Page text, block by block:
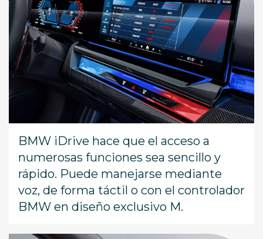
BMW iDrive hace que el acceso a
numerosas funciones sea sencillo y
rápido. Puede manejarse mediante
voz, de forma táctil o con el controlador
BMW en diseño exclusivo M.